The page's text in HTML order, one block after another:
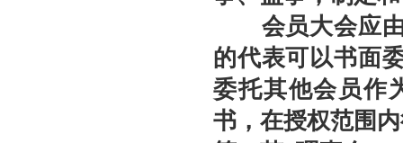
会员大会应由
的代表可以书面
委托其他会员作
书，在授权范围